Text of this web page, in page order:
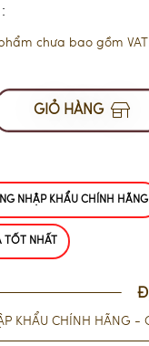
chưa bao gồm VAT
GIỎ HÀNG
NHẬP KHẨU CHÍNH HÃNG
TỐT NHẤT
KHẨU CHÍNH HÃNG -